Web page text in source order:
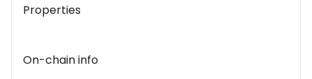
Properties
On-chain info